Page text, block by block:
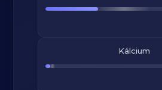
Kálcium